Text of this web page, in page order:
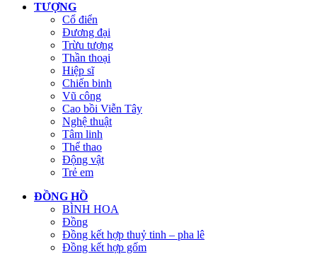
TƯỢNG
Cổ điển
Đương đại
Trừu tượng
Thần thoại
Hiệp sĩ
Chiến binh
Vũ công
Cao bồi Viễn Tây
Nghệ thuật
Tâm linh
Thể thao
Động vật
Trẻ em
ĐỒNG HỒ
BÌNH HOA
Đồng
Đồng kết hợp thuỷ tinh – pha lê
Đồng kết hợp gốm